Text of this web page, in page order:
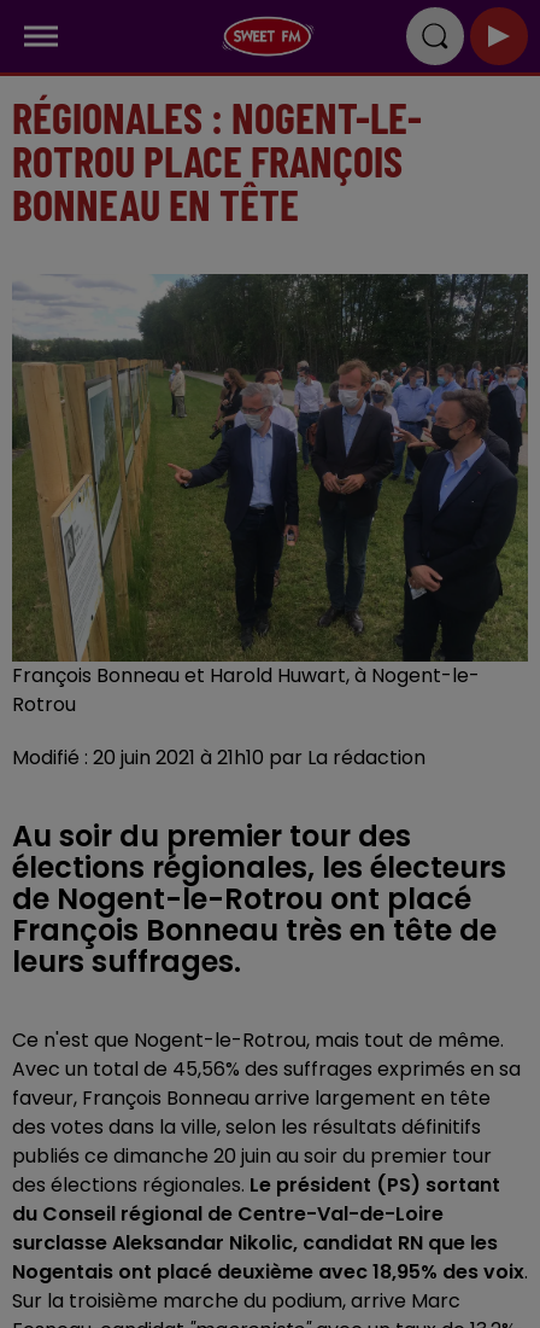
RÉGIONALES : NOGENT-LE-
ROTROU PLACE FRANÇOIS
BONNEAU EN TÊTE
François Bonneau et Harold Huwart, à Nogent-le-
Rotrou
Modifié : 20 juin 2021 à 21h10 par La rédaction
Au soir du premier tour des
élections régionales, les électeurs
de Nogent-le-Rotrou ont placé
François Bonneau très en tête de
leurs suffrages.
Ce n'est que Nogent-le-Rotrou, mais tout de même.
Avec un total de 45,56% des suffrages exprimés en sa
faveur, François Bonneau arrive largement en tête
des votes dans la ville, selon les résultats définitifs
publiés ce dimanche 20 juin au soir du premier tour
des élections régionales. Le président (PS) sortant
du Conseil régional de Centre-Val-de-Loire
surclasse Aleksandar Nikolic, candidat RN que les
Nogentais ont placé deuxième avec 18,95% des voix.
Sur la troisième marche du podium, arrive Marc